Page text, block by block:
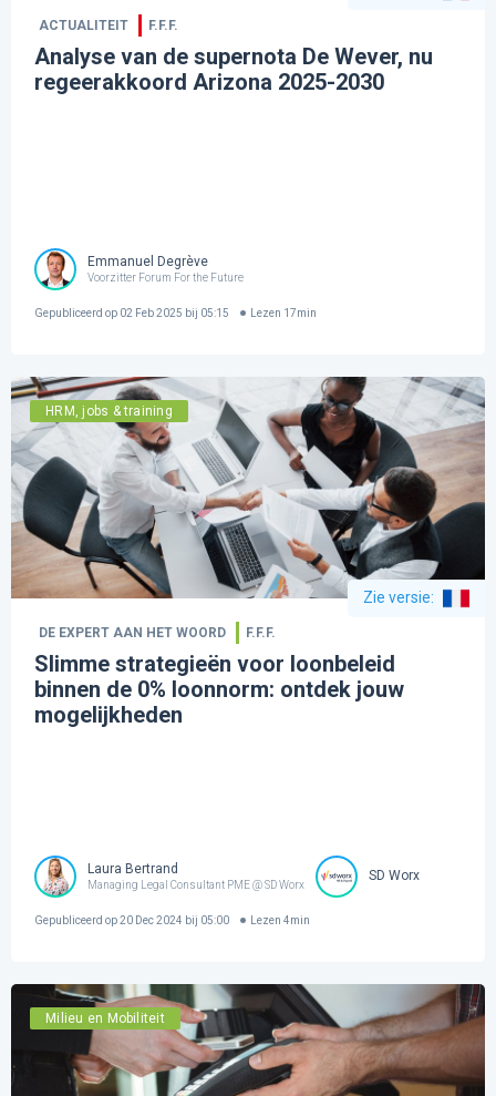
ACTUALITEIT F.F.F.
Analyse van de supernota De Wever, nu
regeerakkoord Arizona 2025-2030
Emmanuel Degrève
Voorzitter Forum For the Future
Gepubliceerd op 02 Feb 2025 bij 05:15 Lezen 17min
HRM, jobs & training
Zie versie:
DE EXPERT AAN HET WOORD F.F.F.
Slimme strategieën voor loonbeleid
binnen de 0% loonnorm: ontdek jouw
mogelijkheden
Laura Bertrand
Managing Legal Consultant PME @ SD Worx
SD Worx
Gepubliceerd op20 Dec 2024 bij 05:00 Lezen 4min
Milieu en Mobiliteit